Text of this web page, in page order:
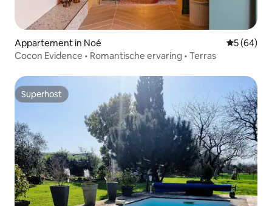
Appartement in Noé
5 (64)
Cocon Evidence • Romantische ervaring • Terras
Superhost
Superhost